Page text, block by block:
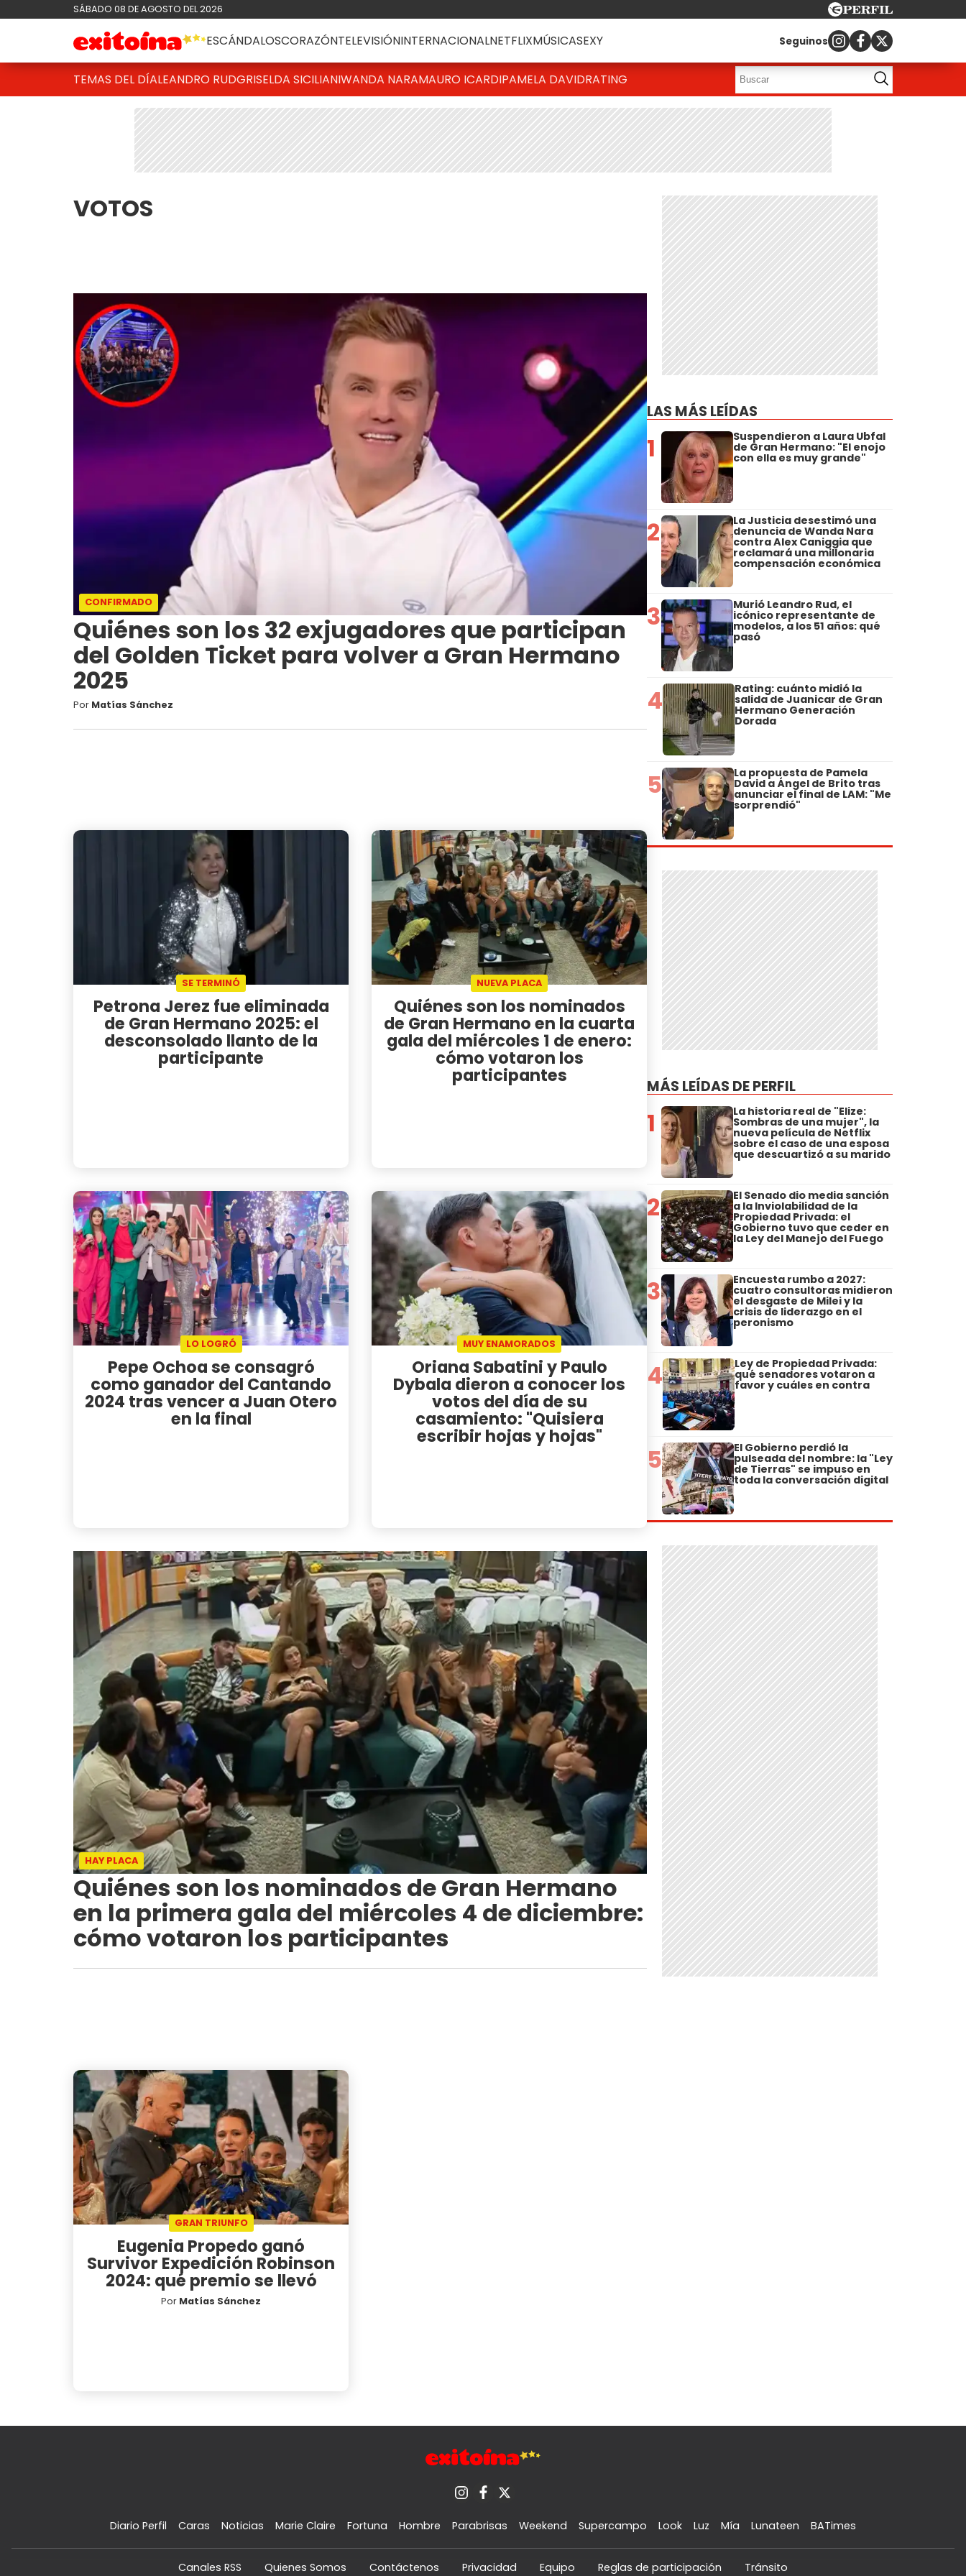
SÁBADO 08 DE AGOSTO DEL 2026
ESCÁNDALOSCORAZÓNTELEVISIÓNINTERNACIONALNETFLIXMÚSICASEXY Seguinos
TEMAS DEL DÍALEANDRO RUDGRISELDA SICILIANIWANDA NARAMAURO ICARDIPAMELA DAVIDRATING
VOTOS
CONFIRMADO
Quiénes son los 32 exjugadores que participan
del Golden Ticket para volver a Gran Hermano
2025
Por Matías Sánchez
SE TERMINÓ
Petrona Jerez fue eliminada
de Gran Hermano 2025: el
desconsolado llanto de la
participante
NUEVA PLACA
Quiénes son los nominados
de Gran Hermano en la cuarta
gala del miércoles 1 de enero:
cómo votaron los
participantes
LO LOGRÓ
Pepe Ochoa se consagró
como ganador del Cantando
2024 tras vencer a Juan Otero
en la final
MUY ENAMORADOS
Oriana Sabatini y Paulo
Dybala dieron a conocer los
votos del día de su
casamiento: "Quisiera
escribir hojas y hojas"
HAY PLACA
Quiénes son los nominados de Gran Hermano
en la primera gala del miércoles 4 de diciembre:
cómo votaron los participantes
GRAN TRIUNFO
Eugenia Propedo ganó
Survivor Expedición Robinson
2024: qué premio se llevó
Por Matías Sánchez
LAS MÁS LEÍDAS
1 Suspendieron a Laura Ubfal
de Gran Hermano: "El enojo
con ella es muy grande"
2 La Justicia desestimó una
denuncia de Wanda Nara
contra Alex Caniggia que
reclamará una millonaria
compensación económica
3 Murió Leandro Rud, el
icónico representante de
modelos, a los 51 años: qué
pasó
4 Rating: cuánto midió la
salida de Juanicar de Gran
Hermano Generación
Dorada
5 La propuesta de Pamela
David a Ángel de Brito tras
anunciar el final de LAM: "Me
sorprendió"
MÁS LEÍDAS DE PERFIL
1 La historia real de "Elize:
Sombras de una mujer", la
nueva película de Netflix
sobre el caso de una esposa
que descuartizó a su marido
2 El Senado dio media sanción
a la Inviolabilidad de la
Propiedad Privada: el
Gobierno tuvo que ceder en
la Ley del Manejo del Fuego
3 Encuesta rumbo a 2027:
cuatro consultoras midieron
el desgaste de Milei y la
crisis de liderazgo en el
peronismo
4 Ley de Propiedad Privada:
qué senadores votaron a
favor y cuáles en contra
5 El Gobierno perdió la
pulseada del nombre: la "Ley
de Tierras" se impuso en
toda la conversación digital
Diario Perfil Caras Noticias Marie Claire Fortuna Hombre Parabrisas Weekend Supercampo Look Luz Mía Lunateen BATimes
Canales RSS Quienes Somos Contáctenos Privacidad Equipo Reglas de participación Tránsito